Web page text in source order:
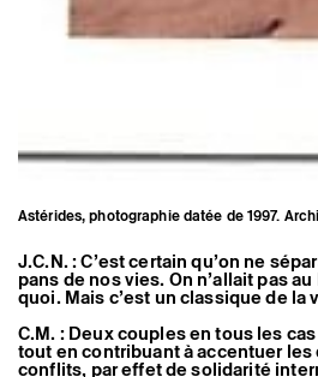
Astérides, photographie datée de 1997.
J.C.N. : C’est certain qu’on ne
pans de nos vies. On n’allait pas au
quoi. Mais c’est un classique de la
C.M. : Deux couples en tous les
tout en contribuant à accentuer
conflits, par effet de solidarité